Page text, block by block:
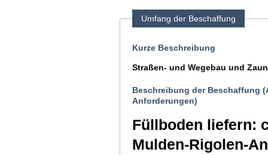
Umfang der Beschaffung
Kurze Beschreibung
Straßen- und Wegebau und
Beschreibung der Beschaffung
Anforderungen)
Füllboden liefern:
Mulden-Rigolen-